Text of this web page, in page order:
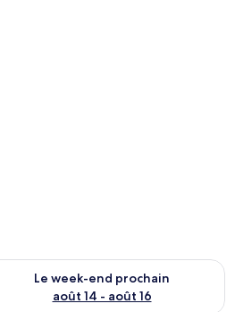
7 - août 9
Le week-end prochain
août 14 - août 16
la disponibilité pour le week-